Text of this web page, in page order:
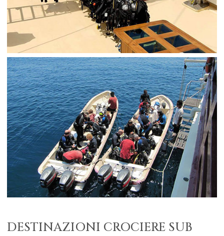
DESTINAZIONI CROCIERE SUB